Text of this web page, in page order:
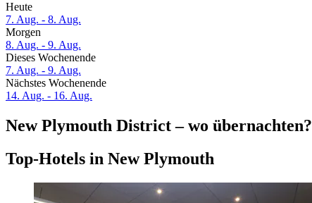
Heute
7. Aug. - 8. Aug.
Morgen
8. Aug. - 9. Aug.
Dieses Wochenende
7. Aug. - 9. Aug.
Nächstes Wochenende
14. Aug. - 16. Aug.
New Plymouth District – wo übernachten?
Top-Hotels in New Plymouth